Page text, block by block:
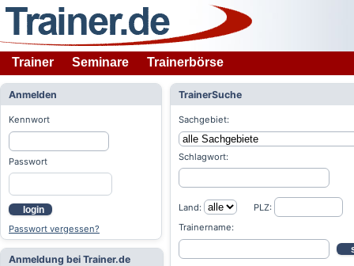
Trainer Seminare Trainerbörse
Anmelden
Kennwort
Passwort
login
Passwort vergessen?
Anmeldung bei Trainer.de
TrainerSuche
Sachgebiet:
Schlagwort:
Land:
PLZ:
Trainername: